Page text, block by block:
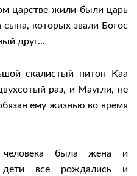
царстве жили-были царь
которых звали Богос
друг...
скалистый питон Каа
раз, и Маугли, не
ему жизнью во время
была жена и
все рождались и